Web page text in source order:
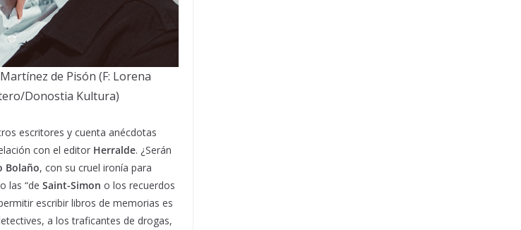
de Pisón (F: Lorena
Donostia Kultura)
escritores y cuenta anécdotas
con el editor Herralde. ¿Serán
Bolaño, con su cruel ironía para
las “de Saint-Simon o los recuerdos
escribir libros de memorias es
a los traficantes de drogas,